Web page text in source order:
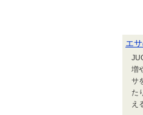
エ
増
サ
た
え